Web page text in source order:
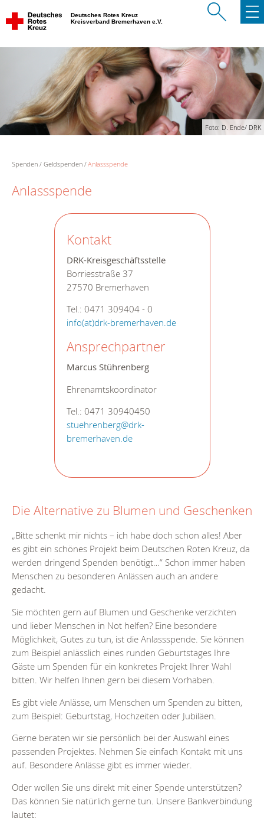
Deutsches Rotes Kreuz
Kreisverband Bremerhaven e.V.
Foto: D. Ende/ DRK
Spenden Geldspenden Anlassspende
Anlassspende
Kontakt
DRK-Kreisgeschäftsstelle
Borriesstraße 37
27570 Bremerhaven
Tel.: 0471 309404 - 0
info(at)drk-bremerhaven.de
Ansprechpartner
Marcus Stührenberg
Ehrenamtskoordinator
Tel.: 0471 30940450
stuehrenberg@drk-
bremerhaven.de
Die Alternative zu Blumen und Geschenken
„Bitte schenkt mir nichts – ich habe doch schon alles! Aber
es gibt ein schönes Projekt beim Deutschen Roten Kreuz, da
werden dringend Spenden benötigt…“ Schon immer haben
Menschen zu besonderen Anlässen auch an andere
gedacht.
Sie möchten gern auf Blumen und Geschenke verzichten
und lieber Menschen in Not helfen? Eine besondere
Möglichkeit, Gutes zu tun, ist die Anlassspende. Sie können
zum Beispiel anlässlich eines runden Geburtstages Ihre
Gäste um Spenden für ein konkretes Projekt Ihrer Wahl
bitten. Wir helfen Ihnen gern bei diesem Vorhaben.
Es gibt viele Anlässe, um Menschen um Spenden zu bitten,
zum Beispiel: Geburtstag, Hochzeiten oder Jubiläen.
Gerne beraten wir sie persönlich bei der Auswahl eines
passenden Projektes. Nehmen Sie einfach Kontakt mit uns
auf. Besondere Anlässe gibt es immer wieder.
Oder wollen Sie uns direkt mit einer Spende unterstützen?
Das können Sie natürlich gerne tun. Unsere Bankverbindung
lautet: